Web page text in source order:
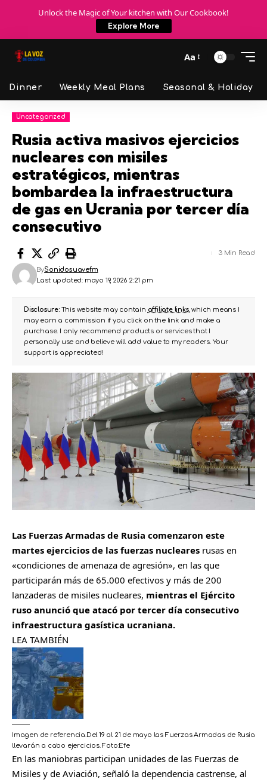
Unlock the Magic of Your kitchen with Our Cookbook!
Explore More
Aa
Dinner Weekly Meal Plans Seasonal & Holiday
Uncategorized
Rusia activa masivos ejercicios
nucleares con misiles
estratégicos, mientras
bombardea la infraestructura
de gas en Ucrania por tercer día
consecutivo
Last updated: mayo 19, 2026 2:21 pm
BySonidosuavefm
3 Min Read
Disclosure:This website may contain affiliate links, which means I
may earn a commission if you click on the link and make a
purchase. I only recommend products or services that I
personally use and believe will add value to my readers. Your
support is appreciated!
Las Fuerzas Armadas de Rusia comenzaron este
martes ejercicios de las fuerzas nucleares rusas en
«condiciones de amenaza de agresión», en las que
participarán más de 65.000 efectivos y más de 200
lanzaderas de misiles nucleares, mientras el Ejército
ruso anunció que atacó por tercer día consecutivo
infraestructura gasística ucraniana.
LEA TAMBIÉN
Imagen de referencia.Del 19 al 21 de mayo las Fuerzas Armadas de Rusia
llevarán a cabo ejercicios. Foto:Efe
En las maniobras participan unidades de las Fuerzas de
Misiles y de Aviación, señaló la dependencia castrense, al